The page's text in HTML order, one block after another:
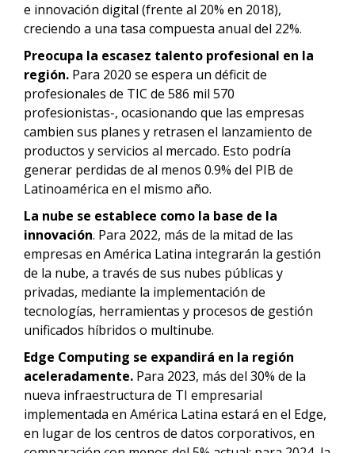
e innovación digital (frente al 20% en 2018),
creciendo a una tasa compuesta anual del 22%.
Preocupa la escasez talento profesional en la
región. Para 2020 se espera un déficit de
profesionales de TIC de 586 mil 570
profesionistas-, ocasionando que las empresas
cambien sus planes y retrasen el lanzamiento de
productos y servicios al mercado. Esto podría
generar perdidas de al menos 0.9% del PIB de
Latinoamérica en el mismo año.
La nube se establece como la base de la
innovación. Para 2022, más de la mitad de las
empresas en América Latina integrarán la gestión
de la nube, a través de sus nubes públicas y
privadas, mediante la implementación de
tecnologías, herramientas y procesos de gestión
unificados híbridos o multinube.
Edge Computing se expandirá en la región
aceleradamente. Para 2023, más del 30% de la
nueva infraestructura de TI empresarial
implementada en América Latina estará en el Edge,
en lugar de los centros de datos corporativos, en